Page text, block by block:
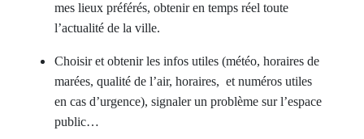
mes lieux préférés, obtenir en temps réel toute
l’actualité de la ville.
Choisir et obtenir les infos utiles (météo, horaires de
marées, qualité de l’air, horaires, et numéros utiles
en cas d’urgence), signaler un problème sur l’espace
public…